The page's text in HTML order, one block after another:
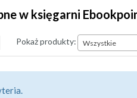
w księgarni
Pokaż produkty: Wszystkie